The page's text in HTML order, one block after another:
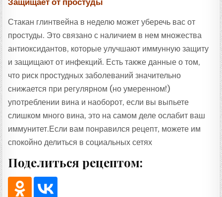
Защищает от простуды
Стакан глинтвейна в неделю может уберечь вас от
простуды. Это связано с наличием в нем множества
антиоксидантов, которые улучшают иммунную защиту
и защищают от инфекций. Есть также данные о том,
что риск простудных заболеваний значительно
снижается при регулярном (но умеренном!)
употреблении вина и наоборот, если вы выпьете
слишком много вина, это на самом деле ослабит ваш
иммунитет.Если вам понравился рецепт, можете им
спокойно делиться в социальных сетях
Поделиться рецептом: